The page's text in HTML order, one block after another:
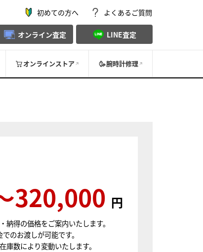
初めての方へ よくあるご質問
オンライン査定 LINE査定
オンラインストア 腕時計修理
320,000 円
得の価格をご案内いたします。
のお渡しが可能です。
数により変動いたします。